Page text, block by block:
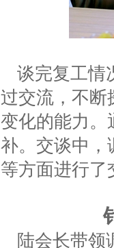
谈完复工情
过交流，不断
变化的能力。
补。交谈中，
等方面进行了
陆会长带领